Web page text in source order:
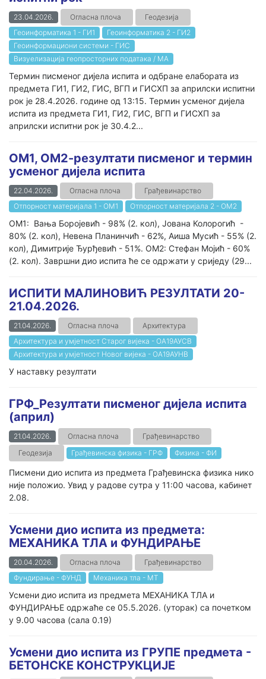
23.04.2026. Огласна плоча
Геодезија
Геоинформатика 1 - ГИ1
Геоинформатика 2 - ГИ2
Геоинформациони системи - ГИС
Визуелизација геопросторних података / МА
Термин писменог дијела испита и одбране елабората из
предмета ГИ1, ГИ2, ГИС, ВГП и ГИСХП за априлски испитни
рок је 28.4.2026. године од 13:15. Термин усменог дијела
испита из предмета ГИ1, ГИ2, ГИС, ВГП и ГИСХП за
априлски испитни рок је 30.4.2...
ОМ1, ОМ2-резултати писменог и термин
усменог дијела испита
22.04.2026. Огласна плоча
Грађевинарство
Отпорност материјала 1 - ОМ1
Отпорност материјала 2 - ОМ2
ОМ1: Вања Боројевић - 98% (2. кол), Јована Колорогић -
80% (2. кол), Невена Планинчић - 62%, Аиша Мусић - 55% (2.
кол), Димитрије Ђурђевић - 51%. ОМ2: Стефан Мојић - 60%
(2. кол). Завршни дио испита ће се одржати у сриједу (29...
ИСПИТИ МАЛИНОВИЋ РЕЗУЛТАТИ 20-
21.04.2026.
21.04.2026. Огласна плоча
Архитектура
Архитектура и умјетност Старог вијека - ОА19АУСВ
Архитектура и умјетност Новог вијека - ОА19АУНВ
У наставку резултати
ГРФ_Резултати писменог дијела испита
(април)
21.04.2026. Огласна плоча
Грађевинарство
Геодезија
Грађевинска физика - ГРФ Физика - ФИ
Писмени дио испита из предмета Грађевинска физика нико
није положио. Увид у радове сутра у 11:00 часова, кабинет
2.08.
Усмени дио испита из предмета:
МЕХАНИКА ТЛА и ФУНДИРАЊЕ
20.04.2026. Огласна плоча
Грађевинарство
Фундирање - ФУНД
Механика тла - МТ
Усмени дио испита из предмета МЕХАНИКА ТЛА и
ФУНДИРАЊЕ одржаће се 05.5.2026. (уторак) са почетком
у 9.00 часова (сала 0.19)
Усмени дио испита из ГРУПЕ предмета -
БЕТОНСКЕ КОНСТРУКЦИЈЕ